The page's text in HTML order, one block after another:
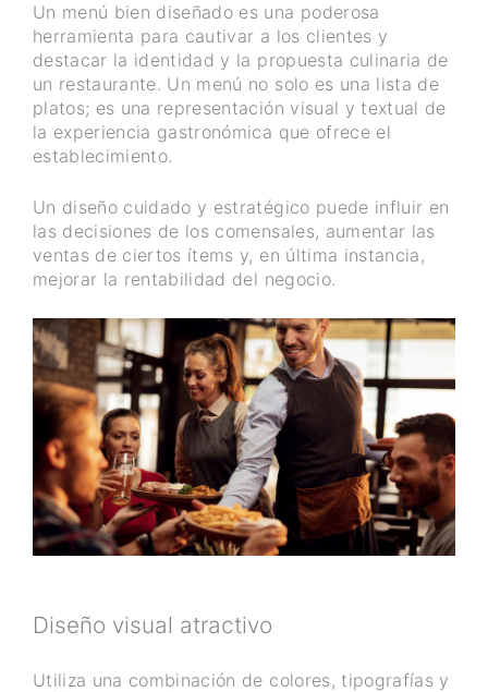
Un menú bien diseñado es una poderosa
herramienta para cautivar a los clientes y
destacar la identidad y la propuesta culinaria de
un restaurante. Un menú no solo es una lista de
platos; es una representación visual y textual de
la experiencia gastronómica que ofrece el
establecimiento.
Un diseño cuidado y estratégico puede influir en
las decisiones de los comensales, aumentar las
ventas de ciertos ítems y, en última instancia,
mejorar la rentabilidad del negocio.
Diseño visual atractivo
Utiliza una combinación de colores, tipografías y